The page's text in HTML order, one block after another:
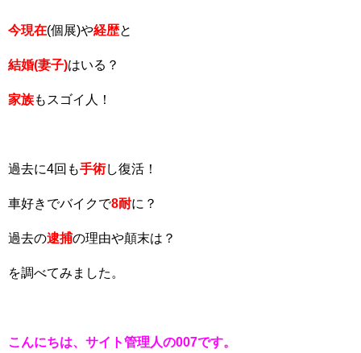
今現在(個展)や経歴と
結婚(妻子)はいる？
家族もスゴイ人！
過去に4回も手術し復活！
車好きでバイクで8耐に？
過去の逮捕の理由や顛末は？
を調べてみました。
こんにちは、サイト管理人の007です。